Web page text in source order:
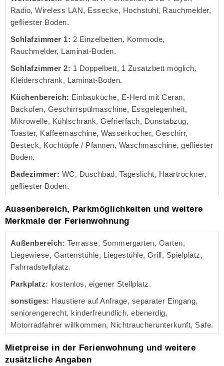
Radio, Wireless LAN, Essecke, Hochstuhl, Rauchmelder,
gefliester Boden.
Schlafzimmer 1: 2 Einzelbetten, Kommode,
Rauchmelder, Laminat-Boden.
Schlafzimmer 2: 1 Doppelbett, 1 Zusatzbett möglich,
Kleiderschrank, Laminat-Boden.
Küchenbereich: Einbauküche, E-Herd mit Ceran,
Backofen, Geschirrspülmaschine, Essgelegenheit,
Mikrowelle, Kühlschrank, Gefrierfach, Dunstabzug,
Toaster, Kaffeemaschine, Wasserkocher, Geschirr,
Besteck, Kochtöpfe / Pfannen, Waschmaschine, gefliester
Boden.
Badezimmer: WC, Duschbad, Tageslicht, Haartrockner,
gefliester Boden.
Aussenbereich, Parkmöglichkeiten und weitere
Merkmale der Ferienwohnung
Außenbereich: Terrasse, Sommergarten, Garten,
Liegewiese, Gartenstühle, Liegestühle, Grill, Spielplatz,
Fahrradstellplatz.
Parkplatz: kostenlos, eigener Stellplatz.
sonstiges: Haustiere auf Anfrage, separater Eingang,
seniorengerecht, kinderfreundlich, ebenerdig,
Motorradfahrer willkommen, Nichtraucherunterkunft, Safe.
Mietpreise in der Ferienwohnung und weitere
zusätzliche Angaben